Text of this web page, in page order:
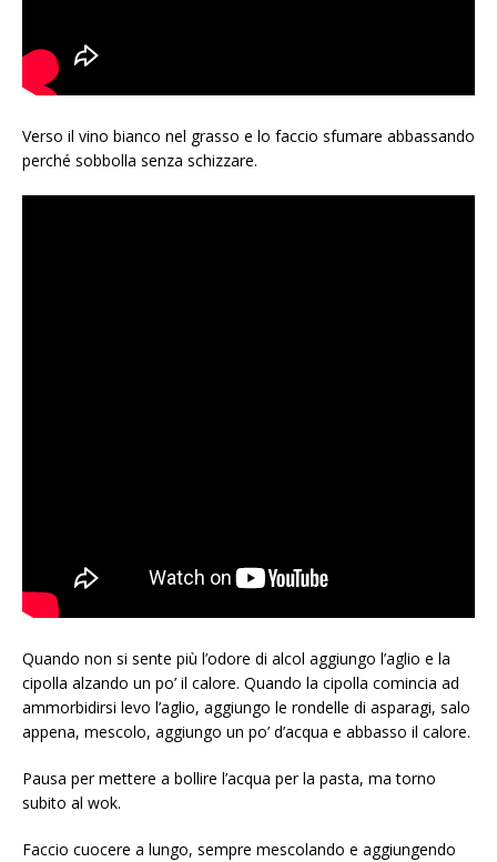
Verso il vino bianco nel grasso e lo faccio sfumare abbassando
perché sobbolla senza schizzare.
Quando non si sente più l’odore di alcol aggiungo l’aglio e la
cipolla alzando un po’ il calore. Quando la cipolla comincia ad
ammorbidirsi levo l’aglio, aggiungo le rondelle di asparagi, salo
appena, mescolo, aggiungo un po’ d’acqua e abbasso il calore.
Pausa per mettere a bollire l’acqua per la pasta, ma torno
subito al wok.
Faccio cuocere a lungo, sempre mescolando e aggiungendo